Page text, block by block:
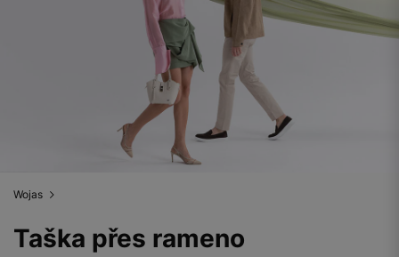
Wojas
Taška přes rameno